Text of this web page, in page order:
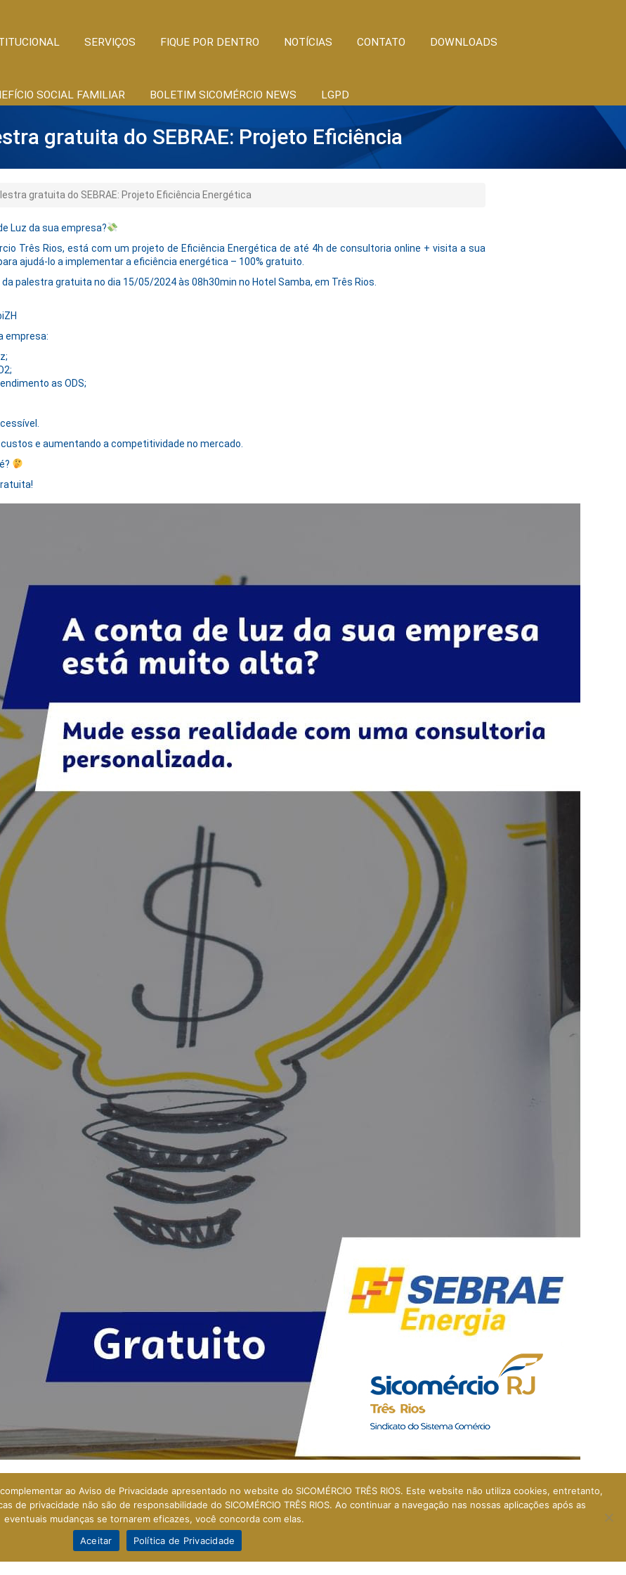
SERVIÇOS FIQUE POR DENTRO NOTÍCIAS CONTATO DOWNLOADS
SOCIAL FAMILIAR BOLETIM SICOMÉRCIO NEWS LGPD
gratuita do SEBRAE: Projeto Eficiência
gratuita do SEBRAE: Projeto Eficiência Energética
Luz da sua empresa?
Três Rios, está com um projeto de Eficiência Energética de até 4h de consultoria online + visita a sua
ajudá-lo a implementar a eficiência energética – 100% gratuito.
palestra gratuita no dia 15/05/2024 às 08h30min no Hotel Samba, em Três Rios.
empresa:
as ODS;
e aumentando a competitividade no mercado.
Galeria Central
Walter Francklin, 165 - Loja 114
- Três Rios - RJ - 25803-010
INSTITUCIONAL
SERVIÇOS
FIQUE POR DENTRO
NOTÍCIAS
CONTATO
DOWNLOADS
ao Aviso de Privacidade apresentado no website do SICOMÉRCIO TRÊS RIOS. Este website não utiliza cookies, entretanto,
privacidade não são de responsabilidade do SICOMÉRCIO TRÊS RIOS. Ao continuar a navegação nas nossas aplicações após as
eventuais mudanças se tornarem eficazes, você concorda com elas.
Aceitar
Política de Privacidade